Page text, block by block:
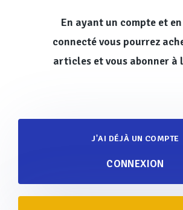
En ayant un compte et
connecté vous pourrez
articles et vous abonner à
J'AI DÉJÀ UN COMPTE
CONNEXION